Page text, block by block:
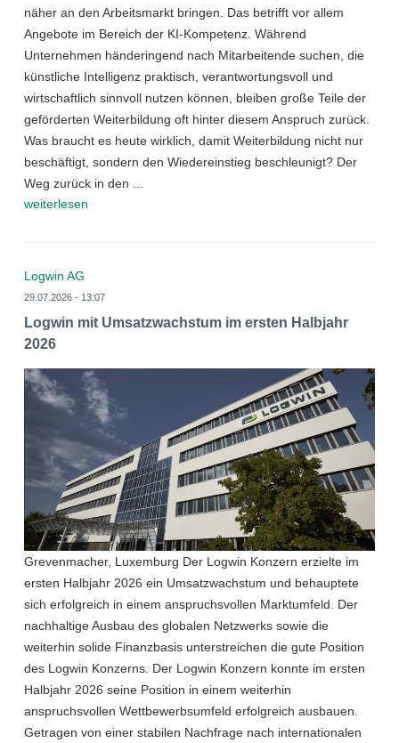
näher an den Arbeitsmarkt bringen. Das betrifft vor allem
Angebote im Bereich der KI-Kompetenz. Während
Unternehmen händeringend nach Mitarbeitende suchen, die
künstliche Intelligenz praktisch, verantwortungsvoll und
wirtschaftlich sinnvoll nutzen können, bleiben große Teile der
geförderten Weiterbildung oft hinter diesem Anspruch zurück.
Was braucht es heute wirklich, damit Weiterbildung nicht nur
beschäftigt, sondern den Wiedereinstieg beschleunigt? Der
Weg zurück in den ...
weiterlesen
Logwin AG
29.07.2026 - 13:07
Logwin mit Umsatzwachstum im ersten Halbjahr
2026
Grevenmacher, Luxemburg Der Logwin Konzern erzielte im
ersten Halbjahr 2026 ein Umsatzwachstum und behauptete
sich erfolgreich in einem anspruchsvollen Marktumfeld. Der
nachhaltige Ausbau des globalen Netzwerks sowie die
weiterhin solide Finanzbasis unterstreichen die gute Position
des Logwin Konzerns. Der Logwin Konzern konnte im ersten
Halbjahr 2026 seine Position in einem weiterhin
anspruchsvollen Wettbewerbsumfeld erfolgreich ausbauen.
Getragen von einer stabilen Nachfrage nach internationalen